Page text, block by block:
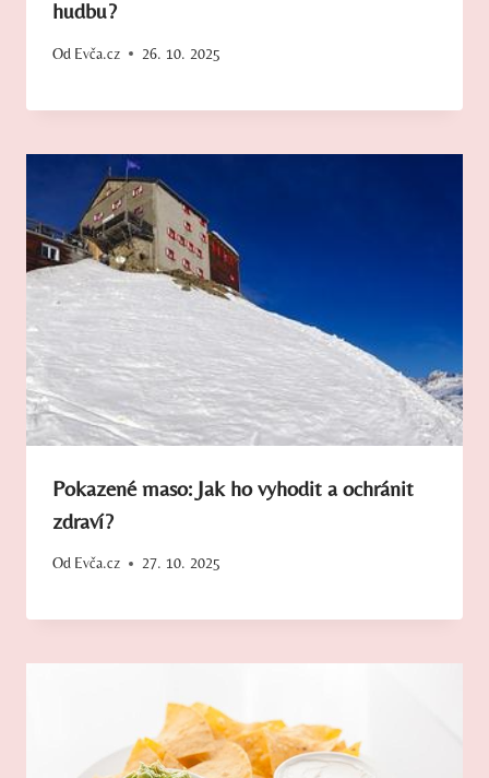
hudbu?
Od Evča.cz 26. 10. 2025
Pokazené maso: Jak ho vyhodit a ochránit
zdraví?
Od Evča.cz 27. 10. 2025